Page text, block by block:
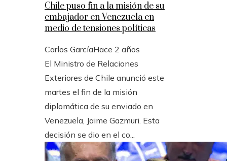
Chile puso fin a la misión de su
embajador en Venezuela en
medio de tensiones políticas
Carlos GarcíaHace 2 años
El Ministro de Relaciones
Exteriores de Chile anunció este
martes el fin de la misión
diplomática de su enviado en
Venezuela, Jaime Gazmuri. Esta
decisión se dio en el co...